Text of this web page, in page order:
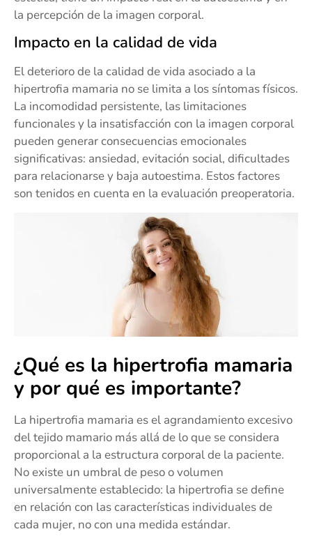
la percepción de la imagen corporal.
Impacto en la calidad de vida
El deterioro de la calidad de vida asociado a la
hipertrofia mamaria no se limita a los síntomas físicos.
La incomodidad persistente, las limitaciones
funcionales y la insatisfacción con la imagen corporal
pueden generar consecuencias emocionales
significativas: ansiedad, evitación social, dificultades
para relacionarse y baja autoestima. Estos factores
son tenidos en cuenta en la evaluación preoperatoria.
¿Qué es la hipertrofia mamaria
y por qué es importante?
La hipertrofia mamaria es el agrandamiento excesivo
del tejido mamario más allá de lo que se considera
proporcional a la estructura corporal de la paciente.
No existe un umbral de peso o volumen
universalmente establecido: la hipertrofia se define
en relación con las características individuales de
cada mujer, no con una medida estándar.